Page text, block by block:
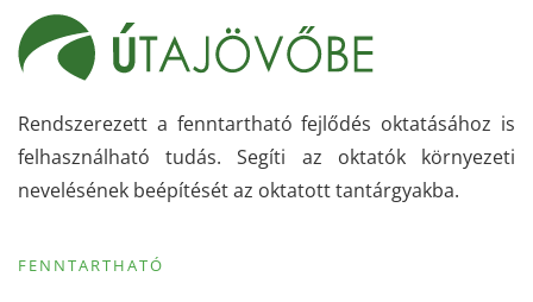
Rendszerezett a fenntartható fejlődés oktatásához is
felhasználható tudás. Segíti az oktatók környezeti
nevelésének beépítését az oktatott tantárgyakba.
FENNTARTHATÓ